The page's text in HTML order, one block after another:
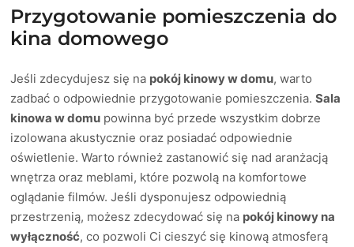
Przygotowanie pomieszczenia do
kina domowego
Jeśli zdecydujesz się na pokój kinowy w domu, warto
zadbać o odpowiednie przygotowanie pomieszczenia.Sala
kinowa w domu powinna być przede wszystkim dobrze
izolowana akustycznie oraz posiadać odpowiednie
oświetlenie. Warto również zastanowić się nad aranżacją
wnętrza oraz meblami, które pozwolą na komfortowe
oglądanie filmów. Jeśli dysponujesz odpowiednią
przestrzenią, możesz zdecydować się na pokój kinowy na
wyłączność, co pozwoli Ci cieszyć się kinową atmosferą